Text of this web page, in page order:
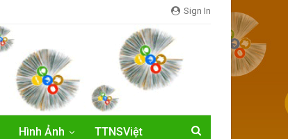
Sign In
Hình Ảnh TTNSViệt